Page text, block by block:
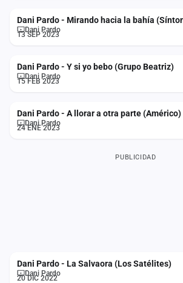
Dani Pardo - Mirando hacia la bahía
Dani Pardo
13 SEP 2023
Dani Pardo - Y si yo bebo (Grupo Beatriz)
Dani Pardo
15 FEB 2023
Dani Pardo - A llorar a otra parte (Américo)
Dani Pardo
24 ENE 2023
PUBLICIDAD
Dani Pardo - La Salvaora (Los Satélites)
Dani Pardo
20 DIC 2022